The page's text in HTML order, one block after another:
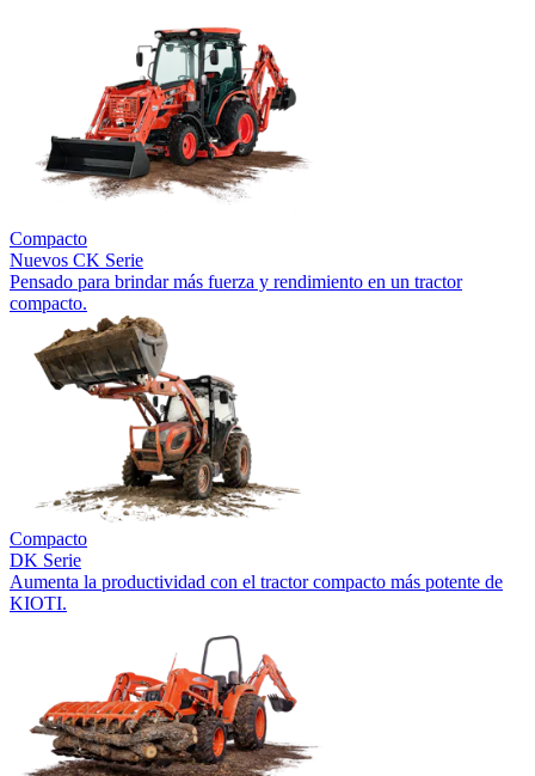
Compacto
Nuevos CK Serie
Pensado para brindar más fuerza y rendimiento en un tractor
compacto.
Compacto
DK Serie
Aumenta la productividad con el tractor compacto más potente de
KIOTI.